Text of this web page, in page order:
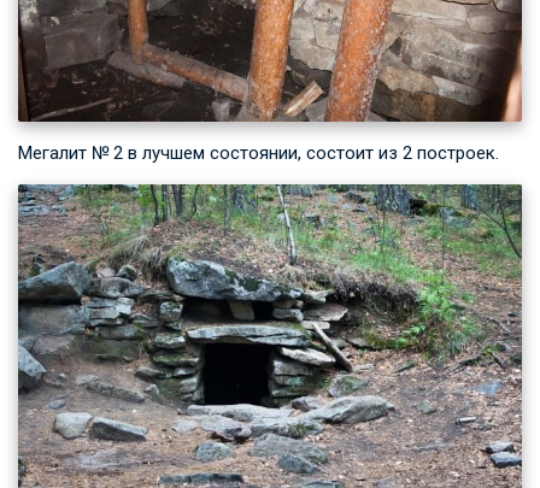
Мегалит № 2 в лучшем состоянии, состоит из 2 построек.